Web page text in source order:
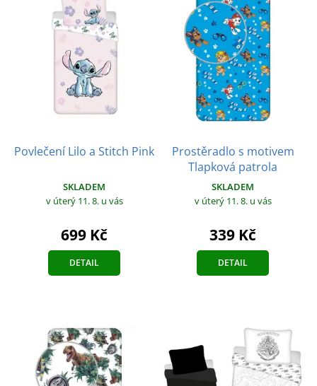
Povlečení Lilo a Stitch Pink
SKLADEM
v úterý 11. 8. u vás
699 Kč
DETAIL
Prostěradlo s motivem
Tlapková patrola
SKLADEM
v úterý 11. 8. u vás
339 Kč
DETAIL